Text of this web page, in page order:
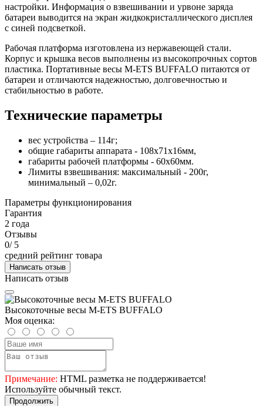
настройки. Информация о взвешивании и урвоне заряда
батареи выводится на экран жидкокристаллического дисплея
с синей подсветкой.
Рабочая платформа изготовлена из нержавеющей стали.
Корпус и крышка весов выполнены из высокопрочных сортов
пластика. Портативные весы M-ETS BUFFALO питаются от
батареи и отличаются надежностью, долговечностью и
стабильностью в работе.
Технические параметры
вес устройства – 114г;
общие габариты аппарата - 108х71x16мм,
габариты рабочей платформы - 60х60мм.
Лимиты взвешивания: максимальный - 200г,
минимальный – 0,02г.
Параметры функционирования
Гарантия
2 года
Отзывы
0/ 5
средний рейтинг товара
Написать отзыв
Написать отзыв
Высокоточные весы M-ETS BUFFALO
Моя оценка:
Примечание: HTML разметка не поддерживается!
Используйте обычный текст.
Продолжить